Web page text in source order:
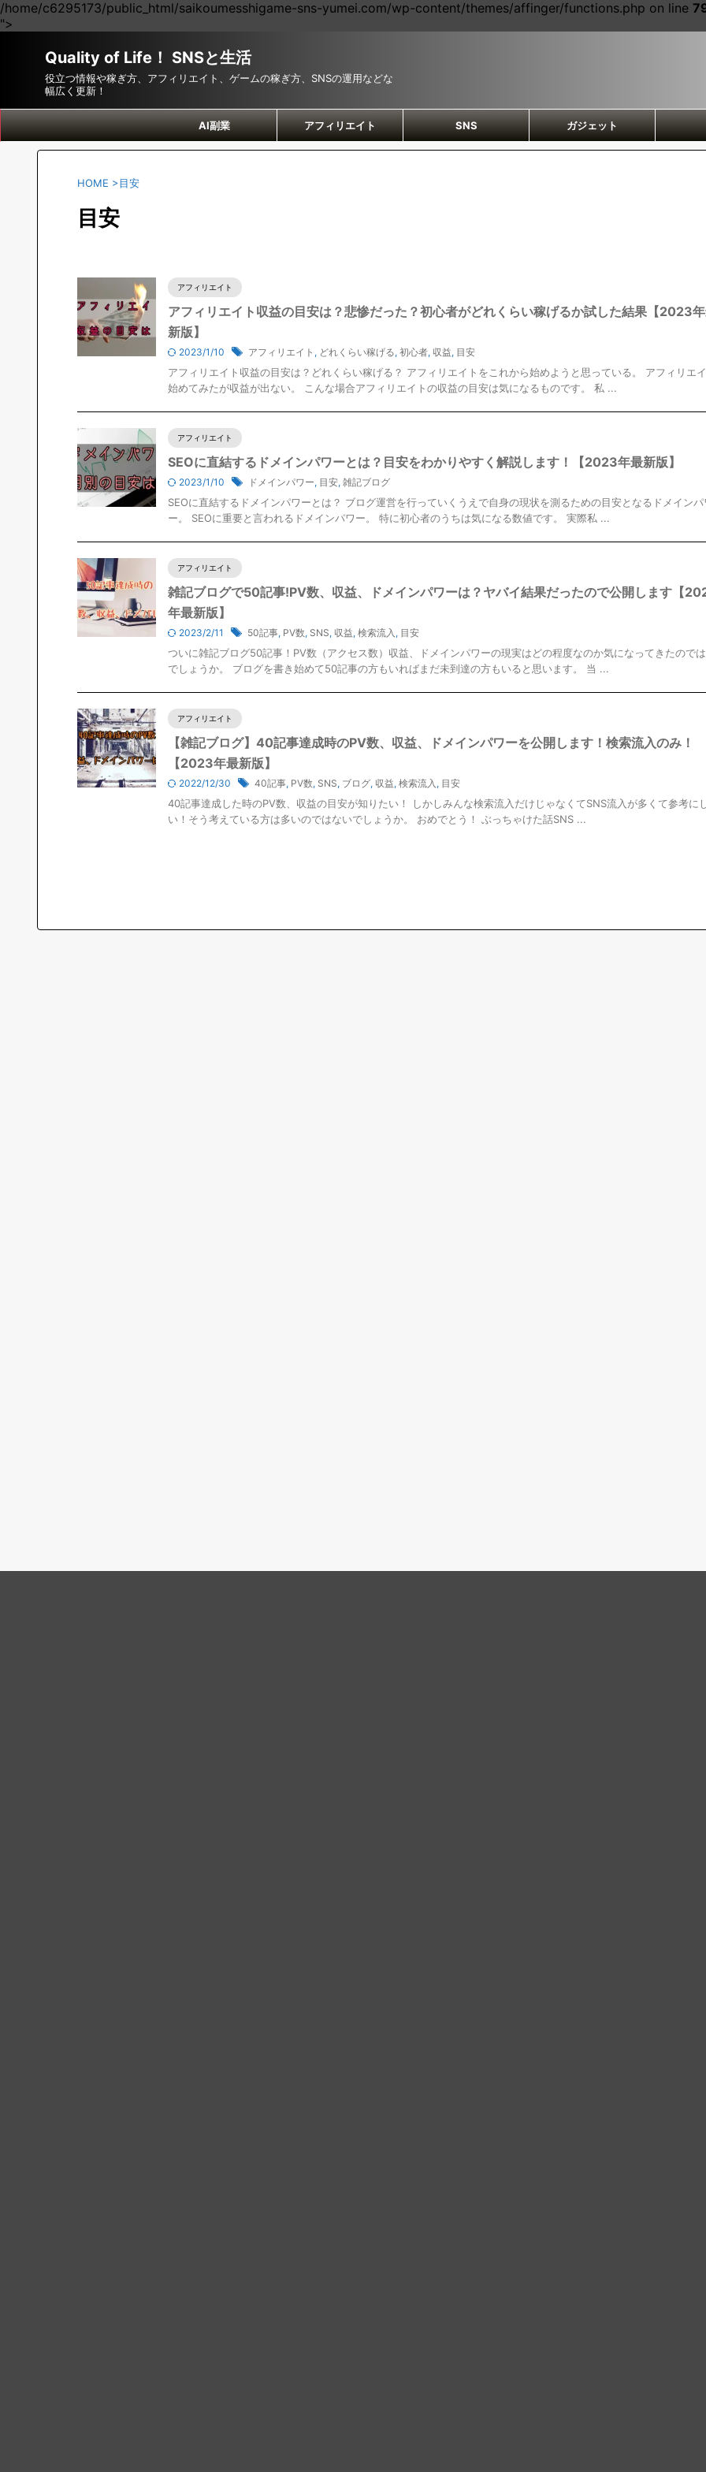
/home/c6295173/public_html/saikoumesshigame-sns-yumei.com/wp-content/themes/affinger/functions.php on line
">
Quality of Life！ SNSと生活
役立つ情報や稼ぎ方、アフィリエイト、ゲームの稼ぎ方、SNSの運用などな
幅広く更新！
AI副業 アフィリエイト SNS ガジェット
HOME >目安
目安
アフィリエイト
アフィリエイト収益の目安は？悲惨だった？初心者がどれくらい稼げるか試した結果【2023
新版】
2023/1/10 アフィリエイト , どれくらい稼げる, 初心者, 収益, 目安
アフィリエイト収益の目安は？どれくらい稼げる？ アフィリエイトをこれから始めようと思っている。 アフィリエ
始めてみたが収益が出ない。 こんな場合アフィリエイトの収益の目安は気になるものです。 私 ...
アフィリエイト
SEOに直結するドメインパワーとは？目安をわかりやすく解説します！【2023年最新版】
2023/1/10 ドメインパワー, 目安, 雑記ブログ
SEOに直結するドメインパワーとは？ ブログ運営を行っていくうえで自身の現状を測るための目安となるドメインパ
ー。 SEOに重要と言われるドメインパワー。 特に初心者のうちは気になる数値です。 実際私 ...
アフィリエイト
雑記ブログで50記事!PV数、収益、ドメインパワーは？ヤバイ結果だったので公開します【
年最新版】
2023/2/11 50記事, PV数, SNS, 収益, 検索流入 , 目安
ついに雑記ブログ50記事！PV数（アクセス数）収益、ドメインパワーの現実はどの程度なのか気になってきたので
でしょうか。 ブログを書き始めて50記事の方もいればまだ未到達の方もいると思います。 当 ...
アフィリエイト
【雑記ブログ】40記事達成時のPV数、収益、ドメインパワーを公開します！検索流入のみ！
【2023年最新版】
2022/12/30 40記事, PV数, SNS, ブログ, 収益, 検索流入 , 目安
40記事達成した時のPV数、収益の目安が知りたい！ しかしみんな検索流入だけじゃなくてSNS流入が多くて参考に
い！そう考えている方は多いのではないでしょうか。 おめでとう！ ぶっちゃけた話SNS ...